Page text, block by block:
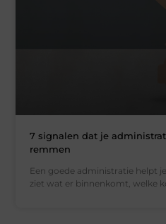
7 signalen dat je
remmen
Een goede administratie helpt
ziet wat er binnenkomt, welke